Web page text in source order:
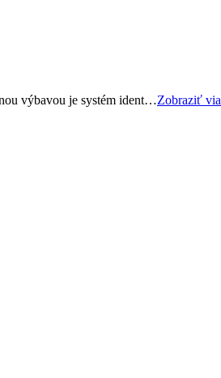
výbavou je systém ident…Zobraziť